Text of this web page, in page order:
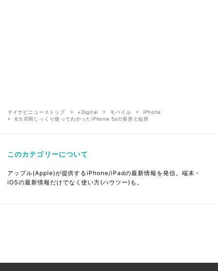
マイナビニューストップ +Digital モバイル
iPhone
6カ月間じっくり使ってわかったiPhone 5sの長所と短所
このカテゴリーについて
アップル(Apple)が提供するiPhone/iPadの最新情報を発信。端末・
iOSの最新情報だけでなく使い方(ハウツー)も。